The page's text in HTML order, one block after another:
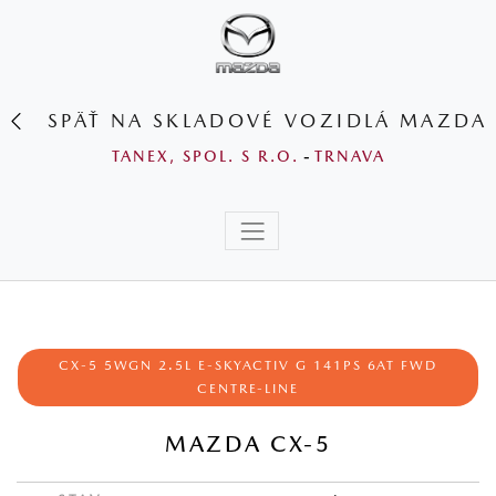
SPÄŤ NA SKLADOVÉ VOZIDLÁ MAZDA
TANEX, SPOL. S R.O. - TRNAVA
CX‑5 5WGN 2.5L E‑SKYACTIV G 141PS 6AT FWD
CENTRE‑LINE
MAZDA CX-5